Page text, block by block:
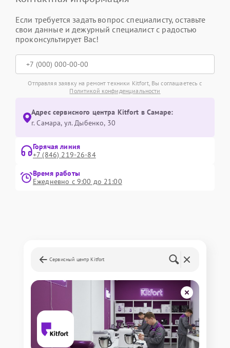
Если требуется задать вопрос специалисту, оставьте
свои данные и дежурный специалист с радостью
проконсультирует Вас!
Отправляя заявку на ремонт техники Kitfort, Вы соглашаетесь с
Политикой конфиденциальности
Адрес сервисного центра Kitfort в Самаре:
г. Самара, ул. Дыбенко, 30
Горячая линия
+7 (846) 219-26-84
Время работы
Ежедневно с 9:00 до 21:00
Сервисный центр Kitfort